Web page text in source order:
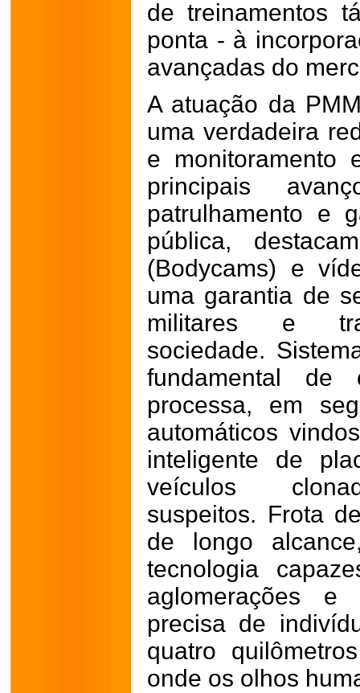
de treinamentos
ponta - à
avançadas do
A atuação da
uma verdadeira
e monitoramento
principais
patrulhamento e
pública,
(Bodycams) e
uma garantia de
militares e
sociedade.
fundamental de
processa, em
automáticos
inteligente de
veículos
suspeitos. Frota
de longo
tecnologia
aglomerações e
precisa de
quatro
onde os olhos